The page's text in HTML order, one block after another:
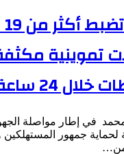
تموينية
24 ساعة
في إطار مواصلة الجهود
لحماية جمهور